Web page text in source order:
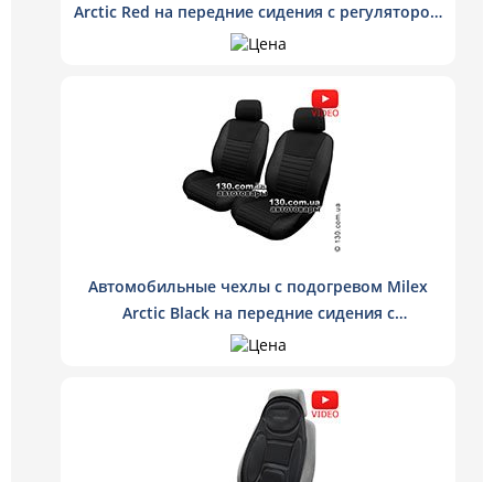
Arctic Red на передние сидения с регулятором
нагрева цвет красный
Автомобильные чехлы с подогревом Milex
Arctic Black на передние сидения с
регулятором нагрева цвет черный